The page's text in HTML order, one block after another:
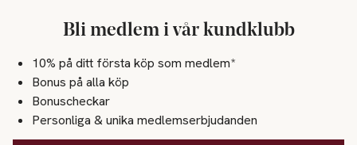
Bli medlem i vår kundklubb
10% på ditt första köp som medlem*
Bonus på alla köp
Bonuscheckar
Personliga & unika medlemserbjudanden